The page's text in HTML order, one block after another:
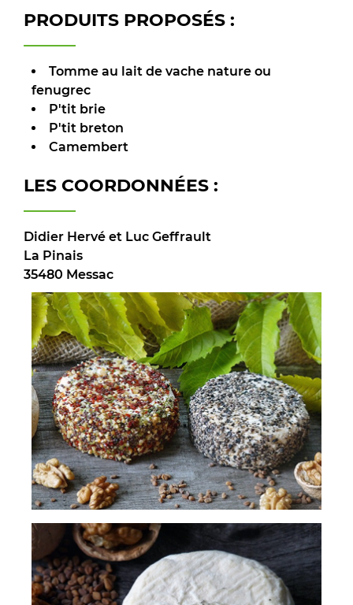
PRODUITS PROPOSÉS :
Tomme au lait de vache nature ou
fenugrec
P'tit brie
P'tit breton
Camembert
LES COORDONNÉES :
Didier Hervé et Luc Geffrault
La Pinais
35480 Messac